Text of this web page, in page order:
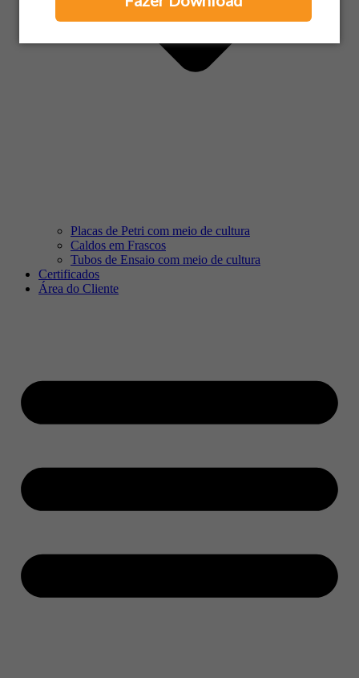
Placas de Petri com meio de cultura
Caldos em Frascos
Tubos de Ensaio com meio de cultura
Certificados
Área do Cliente